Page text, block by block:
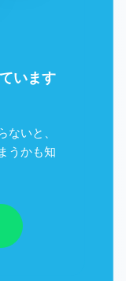
います
いと、
うかも知